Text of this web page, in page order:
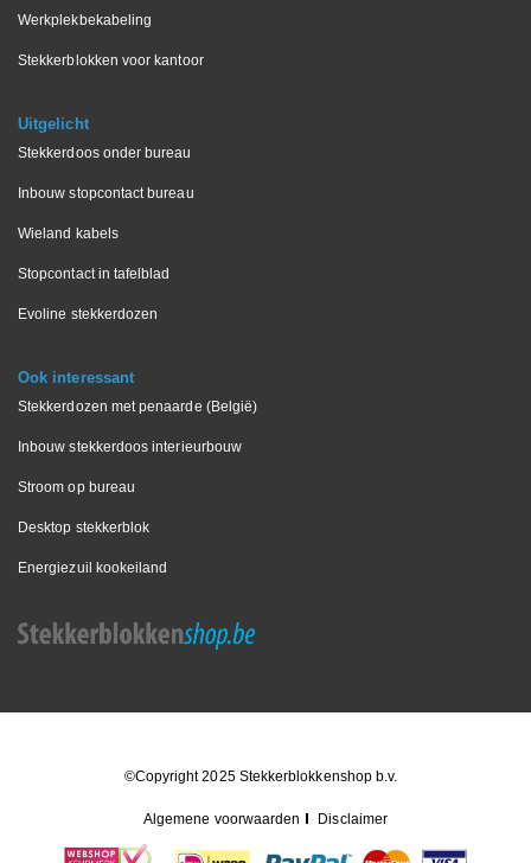
Werkplekbekabeling
Stekkerblokken voor kantoor
Uitgelicht
Stekkerdoos onder bureau
Inbouw stopcontact bureau
Wieland kabels
Stopcontact in tafelblad
Evoline stekkerdozen
Ook interessant
Stekkerdozen met penaarde (België)
Inbouw stekkerdoos interieurbouw
Stroom op bureau
Desktop stekkerblok
Energiezuil kookeiland
©Copyright 2025 Stekkerblokkenshop b.v.
Algemene voorwaarden Disclaimer